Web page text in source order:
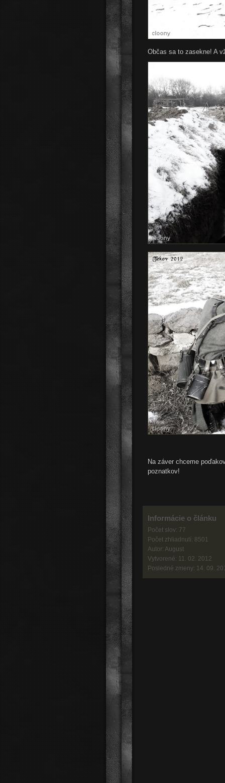
Občas sa to zasekne! A
Na záver chceme
poznatkov!
Informácie o článku
Počet slov: 77
Počet zhliadnutí: 8501
Autor: August
Vytvorené: 11. 02. 2012
Posledné zmeny: 14. 09.